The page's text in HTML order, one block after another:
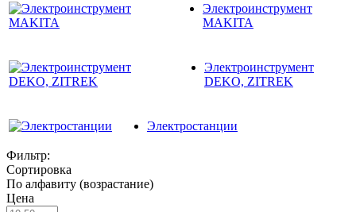
Электроинструмент
MAKITA
Электроинструмент
DEKO, ZITREK
Электростанции
Фильтр:
Сортировка
По алфавиту (возрастание)
Цена